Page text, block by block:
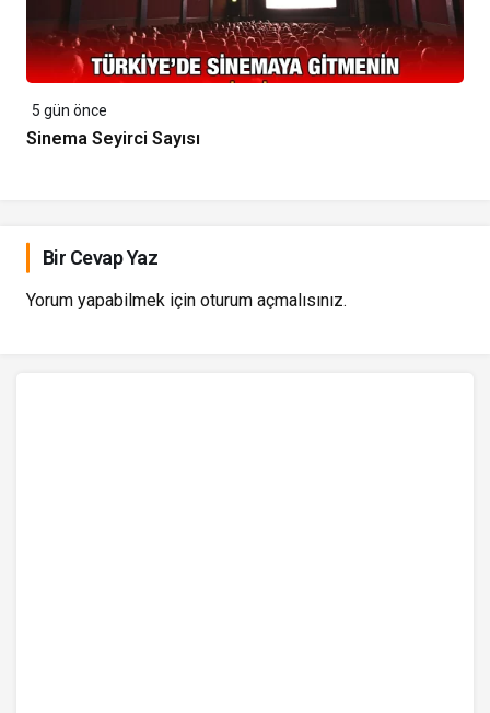
5 gün önce
Sinema Seyirci Sayısı
Bir Cevap Yaz
Yorum yapabilmek için oturum açmalısınız.